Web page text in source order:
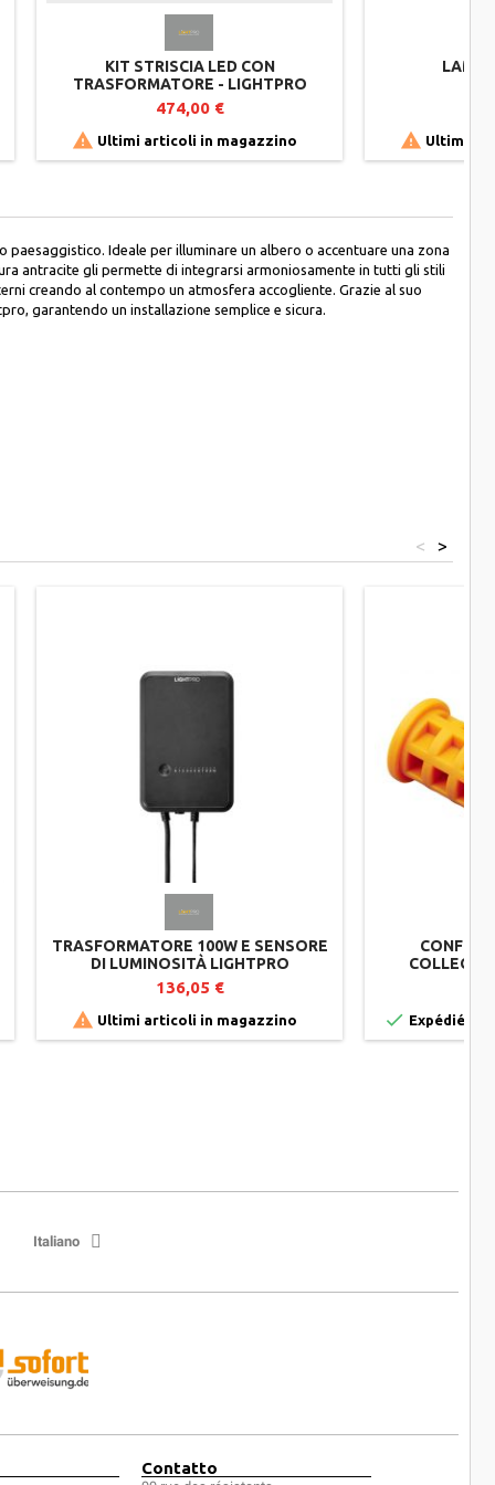
KIT STRISCIA LED CON
TRASFORMATORE - LIGHTPRO
474,00 €
 Ultimi articoli in magazzino  Ultimi
Ideale per illuminare un albero o accentuare una zona
antracite gli permette di integrarsi armoniosamente in tutti gli stili
creando al contempo un atmosfera accogliente. Grazie al suo
garantendo un installazione semplice e sicura.
>
<
TRASFORMATORE 100W E SENSORE
DI LUMINOSITÀ LIGHTPRO
136,05 €
 Ultimi articoli in magazzino  Expédié en
Italiano
Contatto